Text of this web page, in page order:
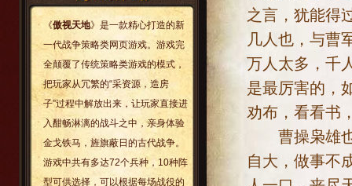
《傲视天地》是一款精心打造的新
一代战争策略类网页游戏。游戏完
全颠覆了传统策略类游戏的模式，
把玩家从冗繁的“采资源，造房
子”过程中解放出来，让玩家直接进
入酣畅淋漓的战斗之中，亲身体验
金戈铁马，旌旗蔽日的古代战争。
游戏中共有多达72个兵种，10种阵
型可供选择，可以根据每场战役的
之言，犹能得
几人也，与曹
万人太多，千
是最厉害的，
劝布，看看书
曹操枭雄也
自大，做事不